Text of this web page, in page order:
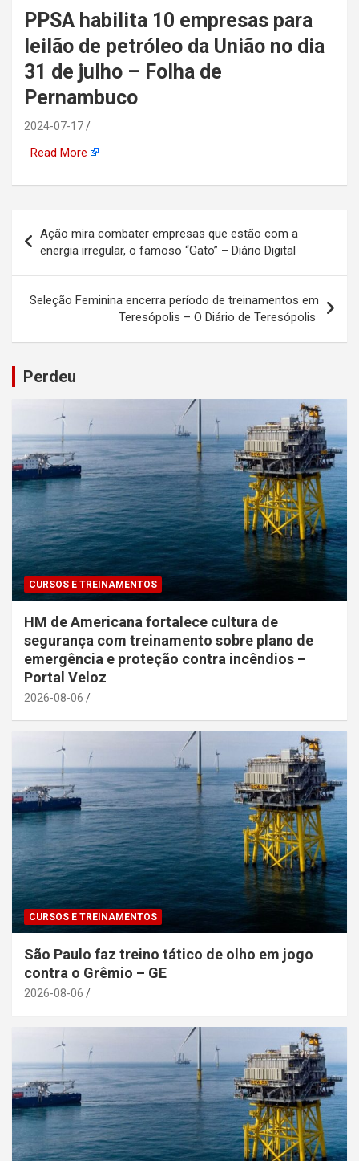
automotiva, mineração,
indústria naval, etc
PPSA habilita 10 empresas para
leilão de petróleo da União no dia
31 de julho – Folha de
Pernambuco
2024-07-17
Read More
de
Post
Ação mira combater empresas que estão com a
energia irregular, o famoso “Gato” – Diário Digital
Seleção Feminina encerra período de treinamentos em
Teresópolis – O Diário de Teresópolis
Perdeu
CURSOS E TREINAMENTOS
HM de Americana fortalece cultura de
segurança com treinamento sobre plano de
emergência e proteção contra incêndios –
Portal Veloz
2026-08-06
CURSOS E TREINAMENTOS
São Paulo faz treino tático de olho em jogo
contra o Grêmio – GE
2026-08-06